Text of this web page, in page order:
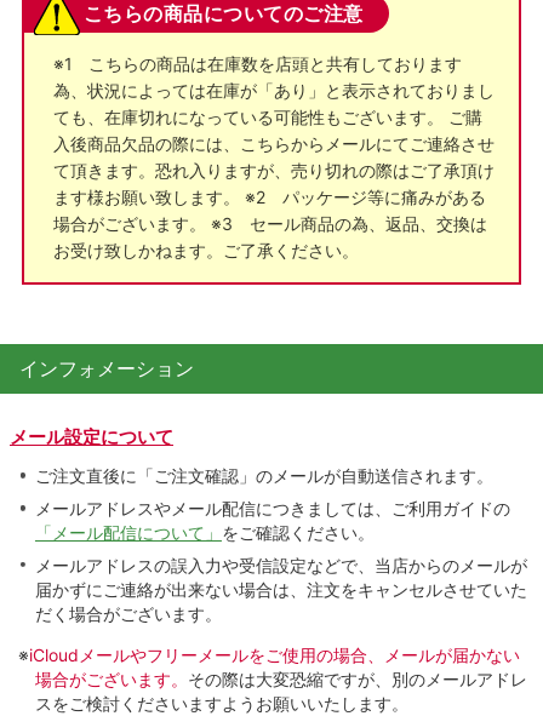
こちらの商品についてのご注意
※1 こちらの商品は在庫数を店頭と共有しております
為、状況によっては在庫が「あり」と表示されておりまし
ても、在庫切れになっている可能性もございます。 ご購
入後商品欠品の際には、こちらからメールにてご連絡させ
て頂きます。恐れ入りますが、売り切れの際はご了承頂け
ます様お願い致します。 ※2 パッケージ等に痛みがある
場合がございます。 ※3 セール商品の為、返品、交換は
お受け致しかねます。ご了承ください。
インフォメーション
メール設定について
ご注文直後に「ご注文確認」のメールが自動送信されます。
メールアドレスやメール配信につきましては、ご利用ガイドの
「メール配信について」 をご確認ください。
メールアドレスの誤入力や受信設定などで、当店からのメールが
届かずにご連絡が出来ない場合は、注文をキャンセルさせていた
だく場合がございます。
※iCloudメールやフリーメールをご使用の場合、メールが届かない
場合がございます。 その際は大変恐縮ですが、別のメールアドレ
スをご検討くださいますようお願いいたします。